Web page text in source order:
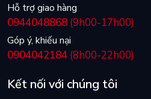
Hỗ trợ giao hàng
0944048868 (9h00-17h00)
Góp ý, khiếu nại
0904042184 (8h00-22h00)
Kết nối với chúng tôi